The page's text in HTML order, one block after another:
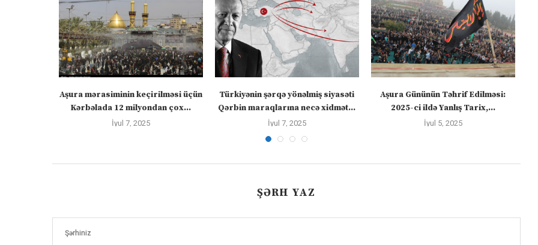
Aşura mərasiminin keçirilməsi üçün
Kərbəlada 12 milyondan çox...
İyul 7, 2025
Türkiyənin şərqə yönəlmiş siyasəti
Qərbin maraqlarına necə xidmət...
İyul 7, 2025
Aşura Gününün Təhrif Edilməsi:
2025-ci ildə Yanlış Tarix,...
İyul 5, 2025
ŞƏRH YAZ